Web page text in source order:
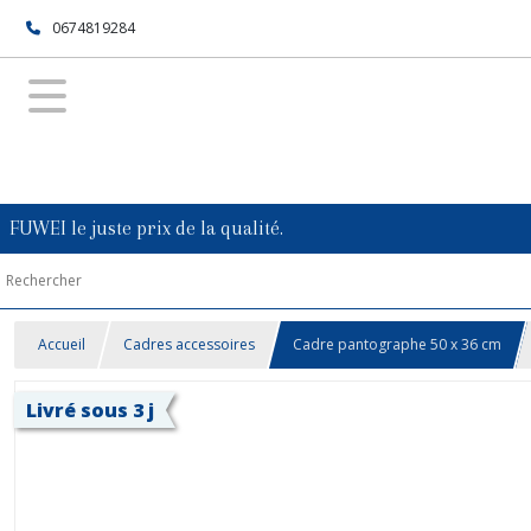
0674819284
FUWEI le juste prix de la qualité.
Accueil Cadres accessoires Cadre pantographe 50 x 36 cm
Livré sous 3 j